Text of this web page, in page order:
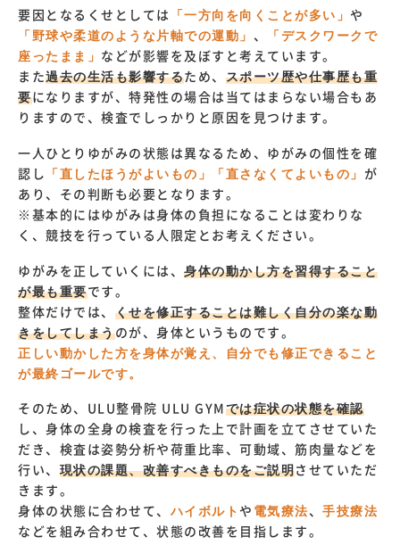
要因となるくせとしては 「一方向を向くことが多い」 や
「野球や柔道のような片軸での運動」 、 「デスクワーク で
座ったまま」
などが影響を及ぼすと考えています。
また過去の生活も影響するため、 スポーツ歴や仕事歴も重
要になりますが、特発性の場合は当てはまらない場合もあ
りますので、検査でしっかりと原因を見つけます。
一人ひとりゆがみの状態は異なるため、ゆがみの個性を確
認し
「直したほうがよいもの」「直さなくてよいもの」
が
あり、その判断も必要となります。
※基本的にはゆがみは身体の負担になることは変わりな
く、競技を行っている人限定とお考えください。
ゆがみを正していくには、 身体の動かし方を習得すること
が最も重要です。
整体だけでは、 くせを修正することは難しく自分の楽な動
きをしてしまうのが、身体というものです。
正しい動かした方を身体が覚え、自分でも修正できること
が最終ゴールです。
そのため、ULU整骨院 ULU GYM では症状の状態を確認
し、身体の全身の検査を行った上で計画を立てさせていた
だき、検査は姿勢分析や荷重比率、可動域、筋肉量などを
行い、 現状の課題、改善すべきものをご説明させていただ
きます。
身体の状態に合わせて、ハイボルト や 電気療法、 手技療法
などを組み合わせて、状態の改善を目指します。